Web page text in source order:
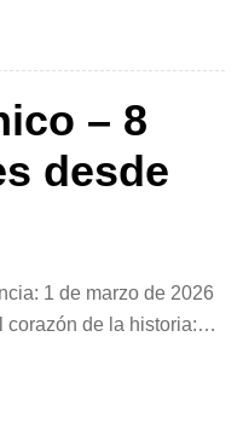
planificado
– 8
desde
1 de marzo de 2026
de la historia:
“Egipto Faraónico” es
con recorrer una